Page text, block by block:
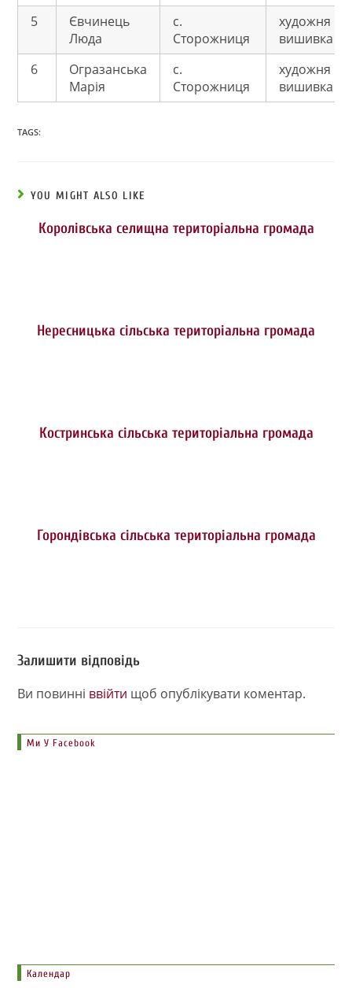
5
Євчинець
Люда
с.
Сторожниця
художня
вишивка
6
Огразанська
Марія
с.
Сторожниця
художня
вишивка
TAGS:
YOU MIGHT ALSO LIKE
Королівська селищна територіальна громада
Нересницька сільська територіальна громада
Костринська сільська територіальна громада
Горондівська сільська територіальна громада
Залишити відповідь
Ви повинні ввійти щоб опублікувати коментар.
Ми У Facebook
Календар